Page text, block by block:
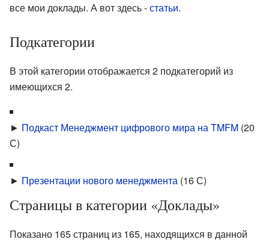
все мои доклады. А вот здесь -статьи.
Подкатегории
В этой категории отображается 2 подкатегорий из
имеющихся 2.
► Подкаст Менеджмент цифрового мира на TMFM (20
С)
► Презентации нового менеджмента (16 С)
Страницы в категории «Доклады»
Показано 165 страниц из 165, находящихся в данной